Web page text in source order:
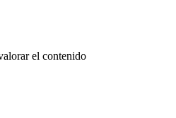
el contenido